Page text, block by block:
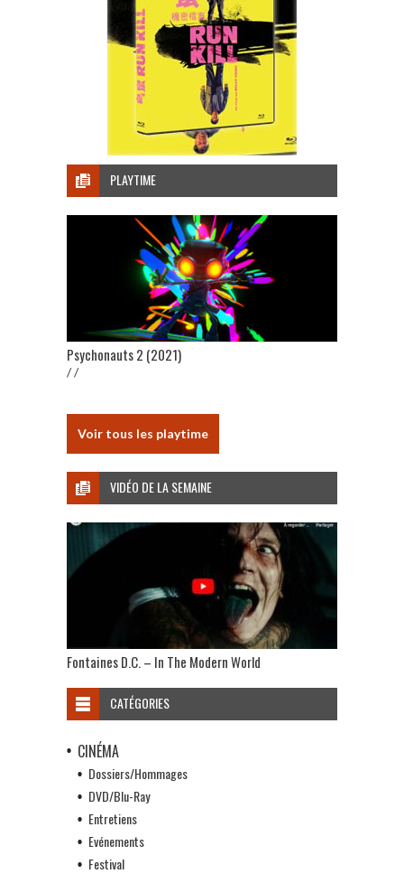
PLAYTIME
Psychonauts 2 (2021)
/ /
Voir tous les playtime
VIDÉO DE LA SEMAINE
Fontaines D.C. – In The Modern World
CATÉGORIES
CINÉMA
Dossiers/Hommages
DVD/Blu-Ray
Entretiens
Evénements
Festival